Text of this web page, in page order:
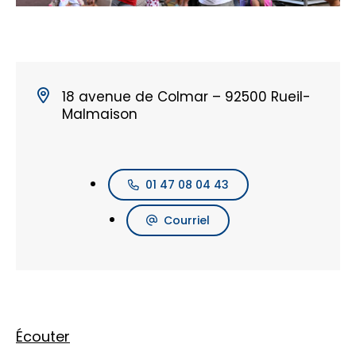
18 avenue de Colmar – 92500 Rueil-
Malmaison
01 47 08 04 43
Courriel
Écouter